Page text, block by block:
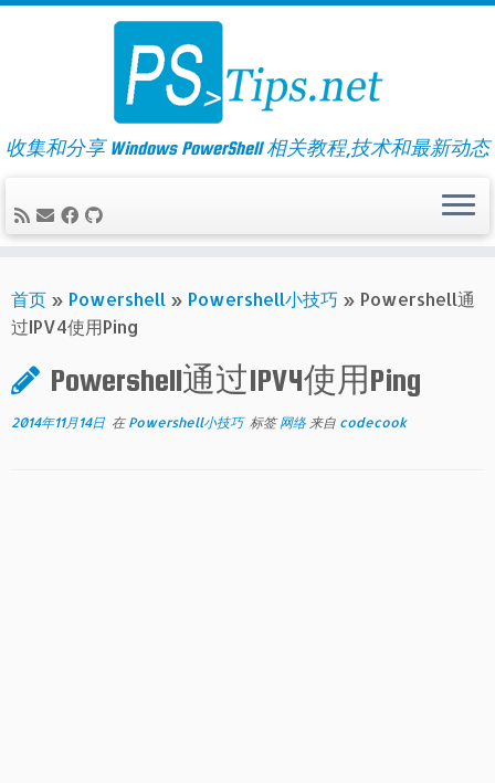
Skip
收集和分享 Windows PowerShell 相关教程,技术和最新动态
首页 » Powershell » Powershell小技巧 » Powershell通
过IPV4使用Ping
Powershell通过IPV4使用Ping
2014年11月14日 在 Powershell小技巧 标签网络 来自 codecook